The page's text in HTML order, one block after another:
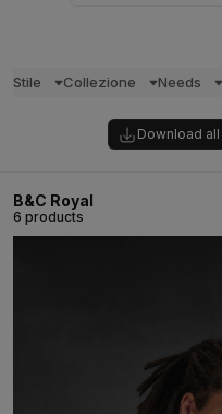
Stile Collezione Needs
Download
B&C Royal
6 products